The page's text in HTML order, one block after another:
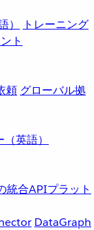
）
トレーニング
ト
頼 グローバル拠
英語）
統合APIプラット
DataGraph